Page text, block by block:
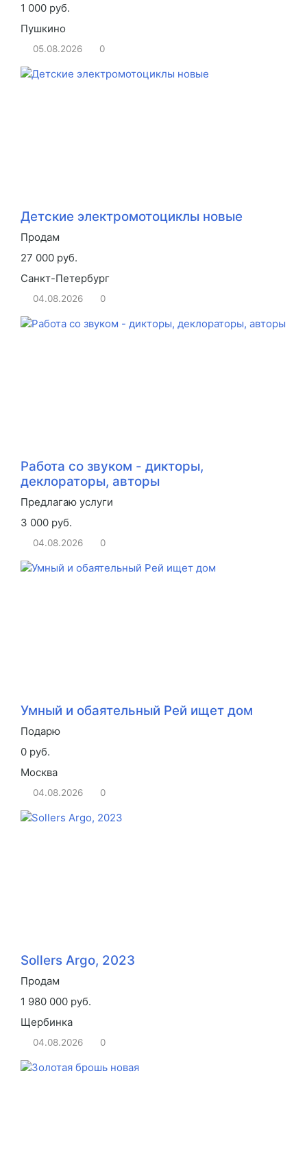
1 000 руб.
Пушкино
05.08.2026 0
Детские электромотоциклы новые
Продам
27 000 руб.
Санкт-Петербург
04.08.2026 0
Работа со звуком - дикторы,
деклораторы, авторы
Предлагаю услуги
3 000 руб.
04.08.2026 0
Умный и обаятельный Рей ищет дом
Подарю
0 руб.
Москва
04.08.2026 0
Sollers Argo, 2023
Продам
1 980 000 руб.
Щербинка
04.08.2026 0